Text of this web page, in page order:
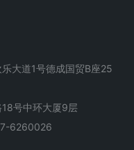
大道1号德成国贸B座25
号中环大厦9层
6260026